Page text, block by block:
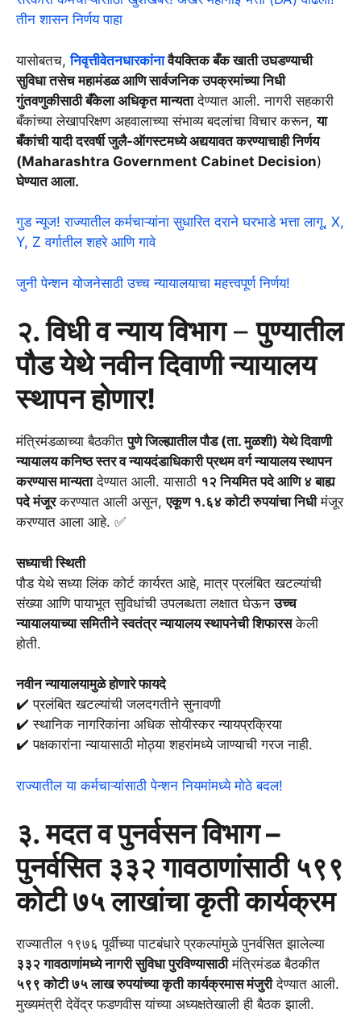
तीन शासन निर्णय पाहा
यासोबतच,निवृत्तीवेतनधारकांनावैयक्तिक बँक खाती उघडण्याची
सुविधा तसेच महामंडळ आणि सार्वजनिक उपक्रमांच्या निधी
गुंतवणुकीसाठी बँकेला अधिकृत मान्यतादेण्यात आली. नागरी सहकारी
बँकांच्या लेखापरिक्षण अहवालाच्या संभाव्य बदलांचा विचार करून,या
बँकांची यादी दरवर्षी जुलै-ऑगस्टमध्ये अद्ययावत करण्याचाही निर्णय
(Maharashtra Government Cabinet Decision)
घेण्यात आला.
गुड न्यूज! राज्यातील कर्मचाऱ्यांना सुधारित दराने घरभाडे भत्ता लागू, X,
Y, Z वर्गातील शहरे आणि गावे
जुनी पेन्शन योजनेसाठी उच्च न्यायालयाचा महत्त्वपूर्ण निर्णय!
२.विधी व न्याय विभाग–पुण्यातील
पौड येथे नवीन दिवाणी न्यायालय
स्थापन होणार!
मंत्रिमंडळाच्या बैठकीतपुणे जिल्ह्यातील पौड (ता. मुळशी) येथे दिवाणी
न्यायालय कनिष्ठ स्तर व न्यायदंडाधिकारी प्रथम वर्ग न्यायालय स्थापन
करण्यास मान्यतादेण्यात आली. यासाठी १२ नियमित पदे आणि ४ बाह्य
पदे मंजूरकरण्यात आली असून,एकूण १.६४ कोटी रुपयांचा निधीमंजूर
करण्यात आला आहे. ✅
सध्याची स्थिती
पौड येथे सध्या लिंक कोर्ट कार्यरत आहे, मात्र प्रलंबित खटल्यांची
संख्या आणि पायाभूत सुविधांची उपलब्धता लक्षात घेऊनउच्च
न्यायालयाच्या समितीने स्वतंत्र न्यायालय स्थापनेची शिफारसकेली
होती.
नवीन न्यायालयामुळे होणारे फायदे
✔️ प्रलंबित खटल्यांची जलदगतीने सुनावणी
✔️ स्थानिक नागरिकांना अधिक सोयीस्कर न्यायप्रक्रिया
✔️ पक्षकारांना न्यायासाठी मोठ्या शहरांमध्ये जाण्याची गरज नाही.
राज्यातील या कर्मचाऱ्यांसाठी पेन्शन नियमांमध्ये मोठे बदल!
३. मदत व पुनर्वसन विभाग –
पुनर्वसित ३३२ गावठाणांसाठी ५९९
कोटी ७५ लाखांचा कृती कार्यक्रम
राज्यातील १९७६ पूर्वीच्या पाटबंधारे प्रकल्पांमुळे पुनर्वसित झालेल्या
३३२ गावठाणांमध्ये नागरी सुविधा पुरविण्यासाठीमंत्रिमंडळ बैठकीत
५९९ कोटी ७५ लाख रुपयांच्या कृती कार्यक्रमास मंजुरीदेण्यात आली.
मुख्यमंत्री देवेंद्र फडणवीस यांच्या अध्यक्षतेखाली ही बैठक झाली.